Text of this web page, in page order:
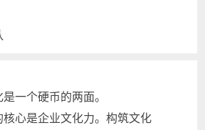
一个硬币的两面。
核心是企业文化力。构筑文化